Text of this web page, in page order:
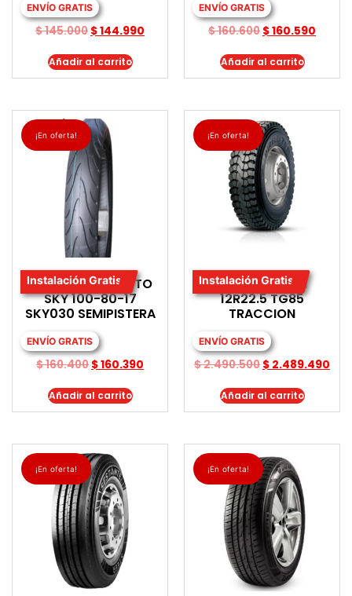
ENVÍO GRATIS
$145.000 $144.990
Añadir al carrito
ENVÍO GRATIS
$160.600 $160.590
Añadir al carrito
¡En oferta!
Instalación Gratis
LLANTA PARA MOTO
SKY 100-80-17
SKY030 SEMIPISTERA
ENVÍO GRATIS
$160.400 $160.390
Añadir al carrito
¡En oferta!
Instalación Gratis
LLANTA PIRELLI
12R22.5 TG85
TRACCION
ENVÍO GRATIS
$2.490.500 $ 2.489.490
Añadir al carrito
¡En oferta! ¡En oferta!